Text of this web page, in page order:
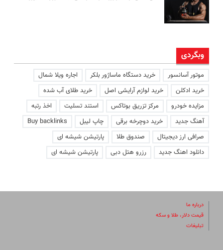
وبگردی
موتور آسانسور خرید دستگاه ماساژور بلکر
اجاره ویلا شمال
خرید ادکلن
خرید لوازم آرایشی اصل
خرید طلای آب شده
مزایده خودرو
مرکز تزریق بوتاکس استند تسلیت
اخذ رتبه
آهنگ جدید
خرید دوچرخه برقی چاپ لیبل
Buy backlinks
صرافی ارز دیجیتال
صندوق طلا
پارتیشن شیشه ای
دانلود اهنگ جدید
رزرو هتل دبی پارتیشن شیشه ای
درباره ما
قیمت دلار، طلا و سکه
تبلیغات